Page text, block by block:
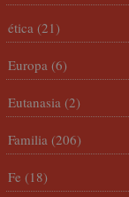
ética (21)
Europa (6)
Eutanasia (2)
Familia (206)
Fe (18)